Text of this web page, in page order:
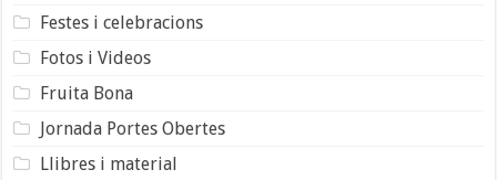
Festes i celebracions
Fotos i Videos
Fruita Bona
Jornada Portes Obertes
Llibres i material